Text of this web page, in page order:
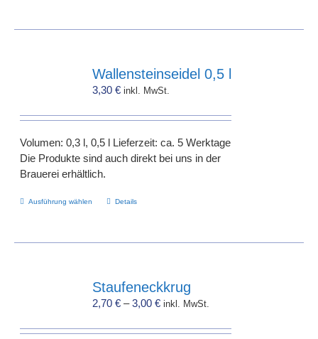
Wallensteinseidel 0,5 l
3,30€ inkl. MwSt.
Volumen: 0,3 l, 0,5 l Lieferzeit: ca. 5 Werktage
Die Produkte sind auch direkt bei uns in der
Brauerei erhältlich.
Ausführung wählen
Dieses
auf.
Die
Optionen
können
Details
Staufeneckkrug
2,70€ –3,00€ inkl. MwSt.